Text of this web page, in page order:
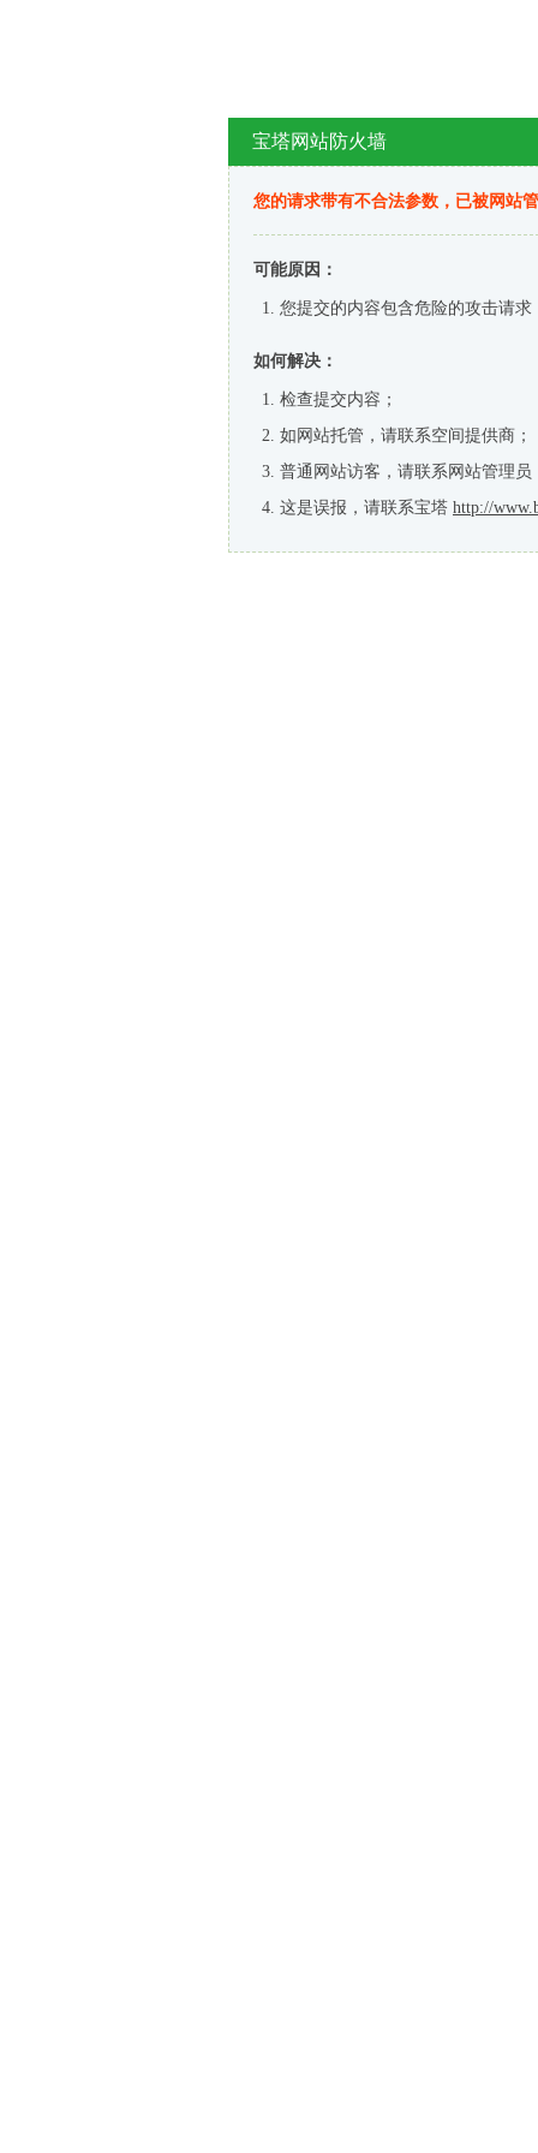
宝塔网站防火墙
您的请求带有不合法参数，已被网站
可能原因：
您提交的内容包含危险的攻击请求
如何解决：
检查提交内容；
如网站托管，请联系空间提供商；
普通网站访客，请联系网站管理员
这是误报，请联系宝塔 http://